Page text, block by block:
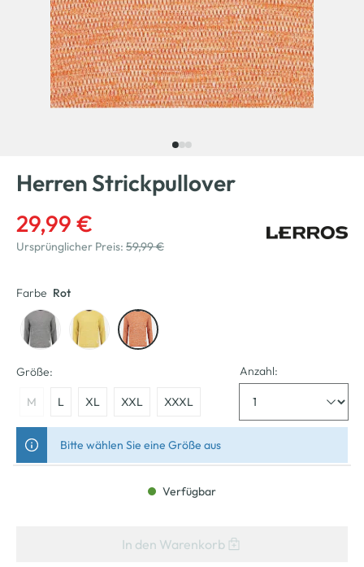
Herren Strickpullover
29,99 €
Ursprünglicher Preis: 59,99 €
Farbe Rot
Größe:
M L XL XXL XXXL
Anzahl:
Bitte wählen Sie eine Größe aus
Verfügbar
In den Warenkorb